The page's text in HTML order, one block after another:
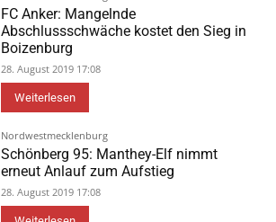
FC Anker: Mangelnde
Abschlussschwäche kostet den Sieg in
Boizenburg
28. August 2019 17:08
Weiterlesen
Nordwestmecklenburg
Schönberg 95: Manthey-Elf nimmt
erneut Anlauf zum Aufstieg
28. August 2019 17:08